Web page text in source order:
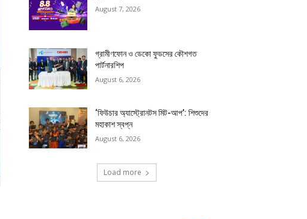
August 7, 2026
গ্রামীণফোন ও ডেকো ফুডসের কৌশগত
পার্টনারশিপ
August 6, 2026
‘ফিউচার অ্যাস্ট্রোনটস মিট-আপ’: শিশুদের
মহাকাশ স্বপ্ন
August 6, 2026
Load more